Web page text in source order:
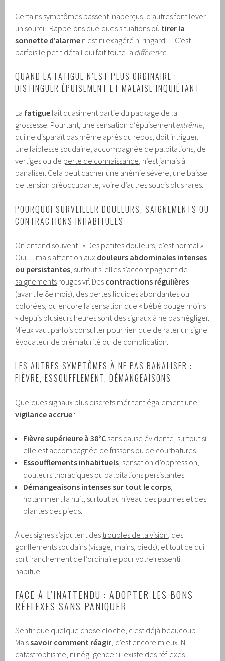
Certains symptômes passent inaperçus, d’autres font lever
un sourcil. Rappelons quelques situations où tirer la
sonnette d’alarme n’est ni exagéré ni ringard… C’est
parfois le petit détail qui fait toute ladifférence.
QUAND LA FATIGUE N’EST PLUS ORDINAIRE :
DISTINGUER ÉPUISEMENT ET MALAISE INQUIÉTANT
La fatiguefait quasiment partie du package de la
grossesse. Pourtant, une sensation d’épuisementextrême,
qui ne disparaît pas même après du repos, doit intriguer.
Une faiblesse soudaine, accompagnée de palpitations, de
vertiges ou de perte de connaissance, n’est jamais à
banaliser. Cela peut cacher une anémie sévère, une baisse
de tension préoccupante, voire d’autres soucis plus rares.
POURQUOI SURVEILLER DOULEURS, SAIGNEMENTS OU
CONTRACTIONS INHABITUELS
On entend souvent : « Des petites douleurs, c’est normal ».
Oui… mais attention aux douleurs abdominales intenses
ou persistantes, surtout si elles s’accompagnent de
saignements rouges vif. Des contractions régulières
(avant le 8e mois), des pertes liquides abondantes ou
colorées, ou encore la sensation que « bébé bouge moins
» depuis plusieurs heures sont des signaux à ne pas négliger.
Mieux vaut parfois consulter pour rien que de rater un signe
évocateur de prématurité ou de complication.
LES AUTRES SYMPTÔMES À NE PAS BANALISER :
FIÈVRE, ESSOUFFLEMENT, DÉMANGEAISONS
Quelques signaux plus discrets méritent également une
vigilance accrue :
Fièvre supérieure à 38°C sans cause évidente, surtout si
elle est accompagnée de frissons ou de courbatures.
Essoufflements inhabituels, sensation d’oppression,
douleurs thoraciques ou palpitations persistantes.
Démangeaisons intenses sur tout le corps,
notamment la nuit, surtout au niveau des paumes et des
plantes des pieds.
À ces signes s’ajoutent des troubles de la vision, des
gonflements soudains (visage, mains, pieds), et tout ce qui
sort franchement de l’ordinaire pour votre ressenti
habituel.
FACE À L’INATTENDU : ADOPTER LES BONS
RÉFLEXES SANS PANIQUER
Sentir que quelque chose cloche, c’est déjà beaucoup.
Maissavoir comment réagir, c’est encore mieux. Ni
catastrophisme, ni négligence : il existe des réflexes